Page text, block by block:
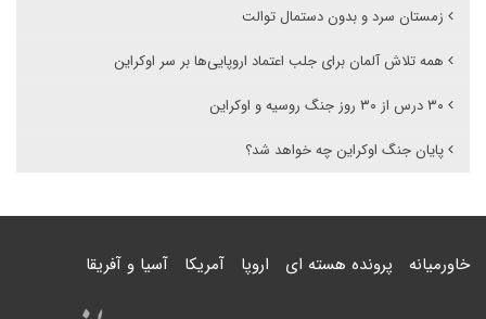
زمستان سرد و بدون دستمال توالت
همه تلاش آلمان برای جلب اعتماد اروپایی‌ها بر سر اوکراین
۳۰ درس از ۳۰ روز جنگ روسیه و اوکراین
پایان جنگ اوکراین چه خواهد شد؟
خاورمیانه پرونده هسته ای اروپا آمریکا آسیا و آفریقا